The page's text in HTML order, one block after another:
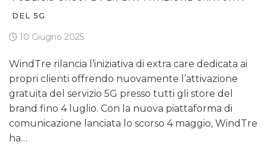
DEL 5G
10 Giugno 2025
WindTre rilancia l’iniziativa di extra care dedicata ai
propri clienti offrendo nuovamente l’attivazione
gratuita del servizio 5G presso tutti gli store del
brand fino 4 luglio. Con la nuova piattaforma di
comunicazione lanciata lo scorso 4 maggio, WindTre
ha…